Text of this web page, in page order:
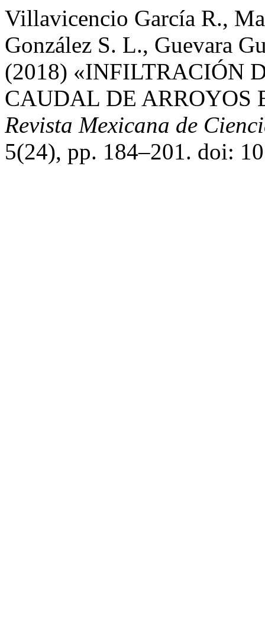
Villavicencio García R.,
González S. L., Guevara
(2018) «INFILTRACIÓN
CAUDAL DE ARROYOS
Revista Mexicana de
5(24), pp. 184–201. doi: